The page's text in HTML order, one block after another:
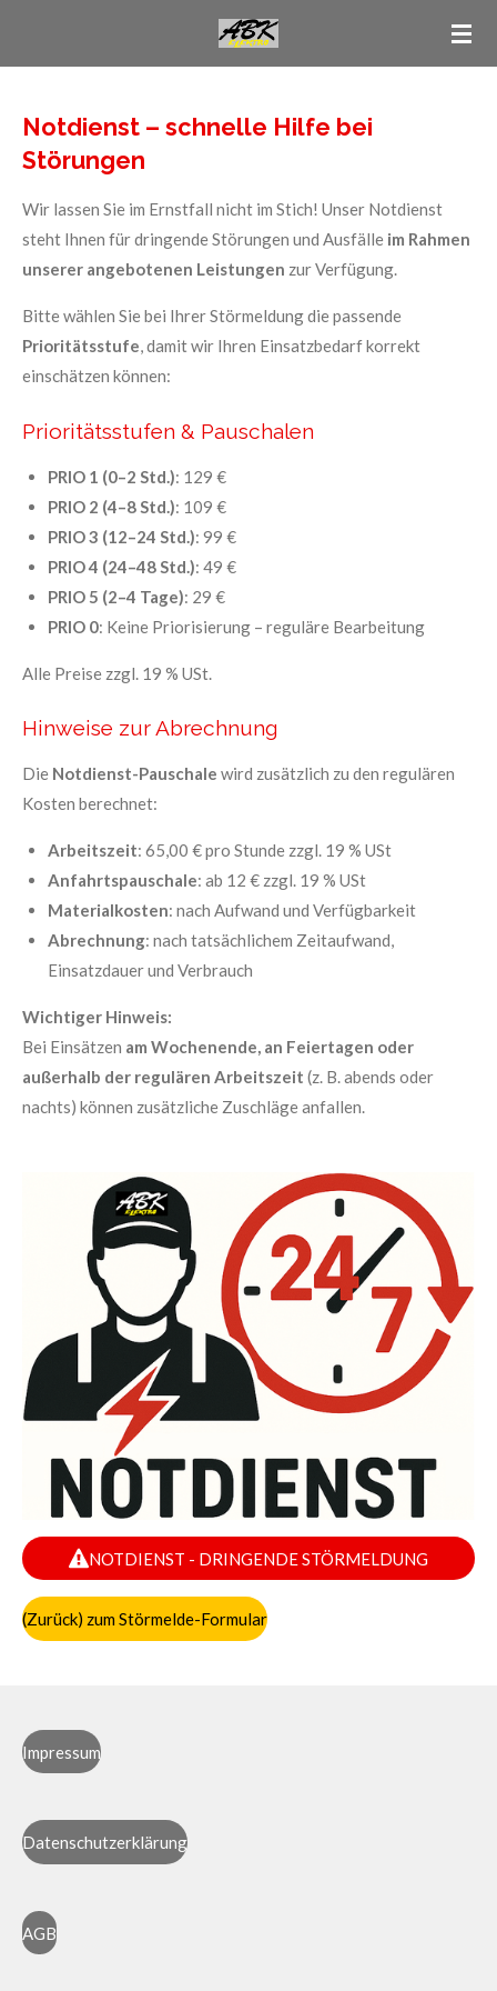
Notdienst – schnelle Hilfe bei
Störungen
Wir lassen Sie im Ernstfall nicht im Stich! Unser Notdienst
steht Ihnen für dringende Störungen und Ausfälle im Rahmen
unserer angebotenen Leistungen zur Verfügung.
Bitte wählen Sie bei Ihrer Störmeldung die passende
Prioritätsstufe, damit wir Ihren Einsatzbedarf korrekt
einschätzen können:
Prioritätsstufen & Pauschalen
PRIO 1 (0–2 Std.): 129 €
PRIO 2 (4–8 Std.): 109 €
PRIO 3 (12–24 Std.): 99 €
PRIO 4 (24–48 Std.): 49 €
PRIO 5 (2–4 Tage): 29 €
PRIO 0: Keine Priorisierung – reguläre Bearbeitung
Alle Preise zzgl. 19 % USt.
Hinweise zur Abrechnung
Die Notdienst-Pauschale wird zusätzlich zu den regulären
Kosten berechnet:
Arbeitszeit: 65,00 € pro Stunde zzgl. 19 % USt
Anfahrtspauschale: ab 12 € zzgl. 19 % USt
Materialkosten: nach Aufwand und Verfügbarkeit
Abrechnung: nach tatsächlichem Zeitaufwand,
Einsatzdauer und Verbrauch
Wichtiger Hinweis:
Bei Einsätzen am Wochenende, an Feiertagen oder
außerhalb der regulären Arbeitszeit (z. B. abends oder
nachts) können zusätzliche Zuschläge anfallen.
NOTDIENST - DRINGENDE STÖRMELDUNG
(Zurück) zum Störmelde-Formular
Impressum
Datenschutzerklärung
AGB